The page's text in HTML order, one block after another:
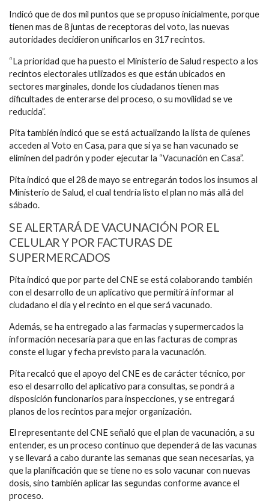
Indicó que de dos mil puntos que se propuso inicialmente, porque
tienen mas de 8 juntas de receptoras del voto, las nuevas
autoridades decidieron unificarlos en 317 recintos.
“La prioridad que ha puesto el Ministerio de Salud respecto a los
recintos electorales utilizados es que están ubicados en
sectores marginales, donde los ciudadanos tienen mas
dificultades de enterarse del proceso, o su movilidad se ve
reducida”.
Pita también indicó que se está actualizando la lista de quienes
acceden al Voto en Casa, para que si ya se han vacunado se
eliminen del padrón y poder ejecutar la “Vacunación en Casa”.
Pita indicó que el 28 de mayo se entregarán todos los insumos al
Ministerio de Salud, el cual tendría listo el plan no más allá del
sábado.
SE ALERTARÁ DE VACUNACIÓN POR EL
CELULAR Y POR FACTURAS DE
SUPERMERCADOS
Pita indicó que por parte del CNE se está colaborando también
con el desarrollo de un aplicativo que permitirá informar al
ciudadano el día y el recinto en el que será vacunado.
Además, se ha entregado a las farmacias y supermercados la
información necesaria para que en las facturas de compras
conste el lugar y fecha previsto para la vacunación.
Pita recalcó que el apoyo del CNE es de carácter técnico, por
eso el desarrollo del aplicativo para consultas, se pondrá a
disposición funcionarios para inspecciones, y se entregará
planos de los recintos para mejor organización.
El representante del CNE señaló que el plan de vacunación, a su
entender, es un proceso continuo que dependerá de las vacunas
y se llevará a cabo durante las semanas que sean necesarias, ya
que la planificación que se tiene no es solo vacunar con nuevas
dosis, sino también aplicar las segundas conforme avance el
proceso.